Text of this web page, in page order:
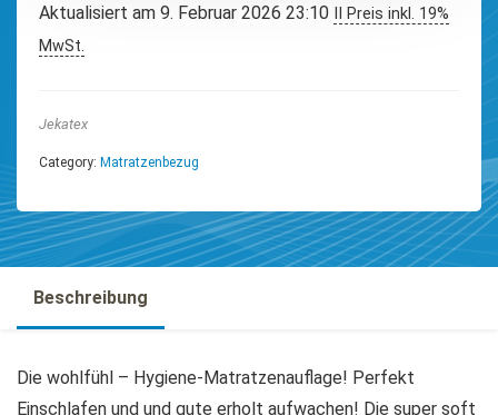
Aktualisiert am 9. Februar 2026 23:10
II Preis inkl. 19%
MwSt.
Jekatex
Category: Matratzenbezug
Beschreibung
Die wohlfühl – Hygiene-Matratzenauflage! Perfekt
Einschlafen und und gute erholt aufwachen! Die super soft